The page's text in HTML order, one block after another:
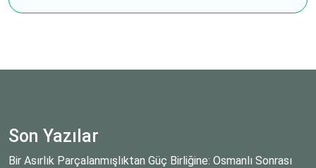
Son Yazılar
Bir Asırlık Parçalanmışlıktan Güç Birliğine: Osmanlı Sonrası